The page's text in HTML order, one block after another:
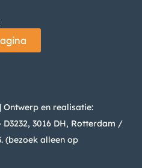
en realisatie:
D3232, 3016 DH, Rotterdam /
(bezoek alleen op